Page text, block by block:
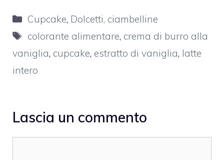
Categorie
Cupcake, Dolcetti, ciambelline
Tag
colorante alimentare, crema di burro alla
vaniglia, cupcake, estratto di vaniglia, latte
intero
Lascia un commento